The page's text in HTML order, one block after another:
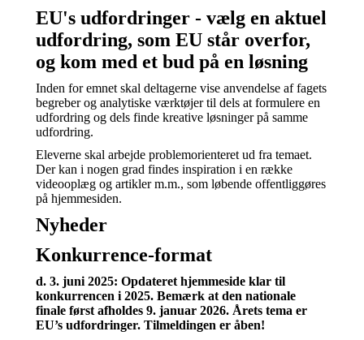
EU's udfordringer - vælg en aktuel
udfordring, som EU står overfor,
og kom med et bud på en løsning
Inden for emnet skal deltagerne vise anvendelse af fagets
begreber og analytiske værktøjer til dels at formulere en
udfordring og dels finde kreative løsninger på samme
udfordring.
Eleverne skal arbejde problemorienteret ud fra temaet.
Der kan i nogen grad findes inspiration i en række
videooplæg og artikler m.m., som løbende offentliggøres
på hjemmesiden.
Nyheder
Konkurrence-format
d. 3. juni 2025: Opdateret hjemmeside klar til
konkurrencen i 2025. Bemærk at den nationale
finale først afholdes 9. januar 2026. Årets tema er
EU’s udfordringer. Tilmeldingen er åben!